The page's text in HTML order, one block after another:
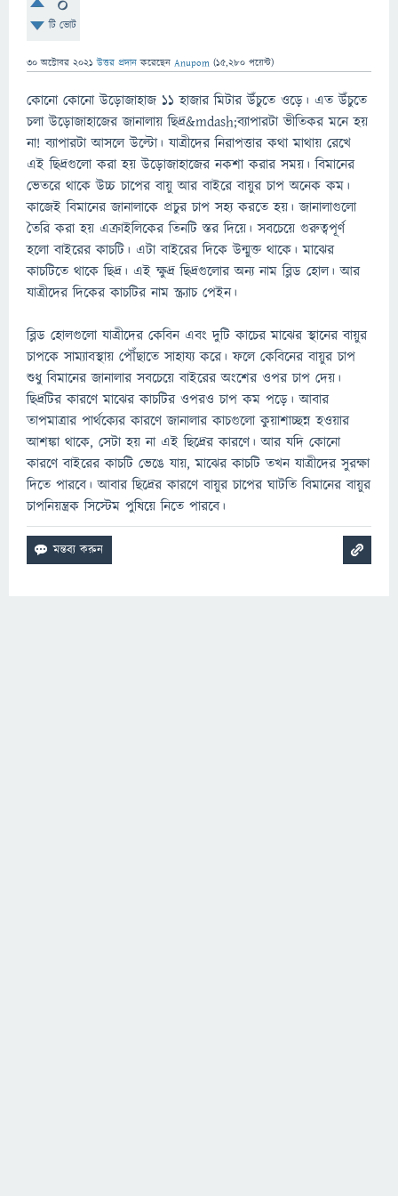
টি ভোট
30 অক্টোবর 2021 উত্তর প্রদান করেছেন Anupom (15,280 পয়েন্ট)
কোনো কোনো উড়োজাহাজ ১১ হাজার মিটার উঁচুতে ওড়ে। এত উঁচুতে
চলা উড়োজাহাজের জানালায় ছিদ্র&mdash;ব্যাপারটা ভীতিকর মনে হয়
না! ব্যাপারটা আসলে উল্টো। যাত্রীদের নিরাপত্তার কথা মাথায় রেখে
এই ছিদ্রগুলো করা হয় উড়োজাহাজের নকশা করার সময়। বিমানের
ভেতরে থাকে উচ্চ চাপের বায়ু আর বাইরে বায়ুর চাপ অনেক কম।
কাজেই বিমানের জানালাকে প্রচুর চাপ সহ্য করতে হয়। জানালাগুলো
তৈরি করা হয় এক্রাইলিকের তিনটি স্তর দিয়ে। সবচেয়ে গুরুত্বপূর্ণ
হলো বাইরের কাচটি। এটা বাইরের দিকে উন্মুক্ত থাকে। মাঝের
কাচটিতে থাকে ছিদ্র। এই ক্ষুদ্র ছিদ্রগুলোর অন্য নাম ব্লিড হোল। আর
যাত্রীদের দিকের কাচটির নাম স্ক্র্যাচ পেইন।
ব্লিড হোলগুলো যাত্রীদের কেবিন এবং দুটি কাচের মাঝের স্থানের বায়ুর
চাপকে সাম্যাবস্থায় পৌঁছাতে সাহায্য করে। ফলে কেবিনের বায়ুর চাপ
শুধু বিমানের জানালার সবচেয়ে বাইরের অংশের ওপর চাপ দেয়।
ছিদ্রটির কারণে মাঝের কাচটির ওপরও চাপ কম পড়ে। আবার
তাপমাত্রার পার্থক্যের কারণে জানালার কাচগুলো কুয়াশাচ্ছন্ন হওয়ার
আশঙ্কা থাকে, সেটা হয় না এই ছিদ্রের কারণে। আর যদি কোনো
কারণে বাইরের কাচটি ভেঙে যায়, মাঝের কাচটি তখন যাত্রীদের সুরক্ষা
দিতে পারবে। আবার ছিদ্রের কারণে বায়ুর চাপের ঘাটতি বিমানের বায়ুর
চাপনিয়ন্ত্রক সিস্টেম পুষিয়ে নিতে পারবে।